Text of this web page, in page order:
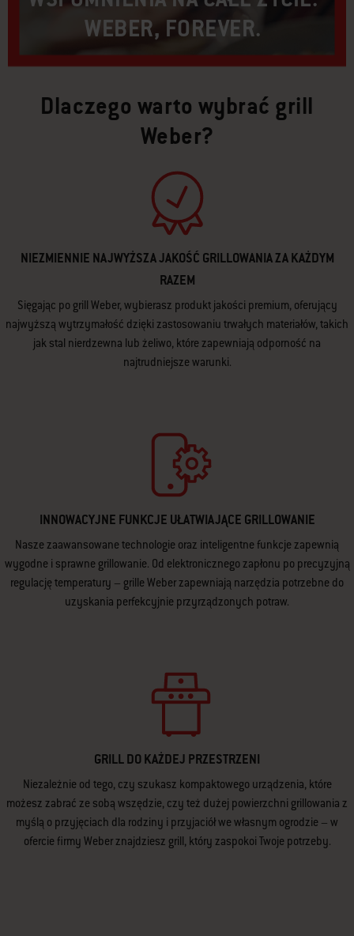
WEBER, FOREVER.​
Dlaczego warto wybrać grill
Weber?
NIEZMIENNIE NAJWYŻSZA JAKOŚĆ GRILLOWANIA ZA KAŻDYM
RAZEM
Sięgając po grill Weber, wybierasz produkt jakości premium, oferujący
najwyższą wytrzymałość dzięki zastosowaniu trwałych materiałów, takich
jak stal nierdzewna lub żeliwo, które zapewniają odporność na
najtrudniejsze warunki.
INNOWACYJNE FUNKCJE UŁATWIAJĄCE GRILLOWANIE
Nasze zaawansowane technologie oraz inteligentne funkcje zapewnią
wygodne i sprawne grillowanie. Od elektronicznego zapłonu po precyzyjną
regulację temperatury – grille Weber zapewniają narzędzia potrzebne do
uzyskania perfekcyjnie przyrządzonych potraw.
GRILL DO KAŻDEJ PRZESTRZENI
Niezależnie od tego, czy szukasz kompaktowego urządzenia, które
możesz zabrać ze sobą wszędzie, czy też dużej powierzchni grillowania z
myślą o przyjęciach dla rodziny i przyjaciół we własnym ogrodzie – w
ofercie firmy Weber znajdziesz grill, który zaspokoi Twoje potrzeby.